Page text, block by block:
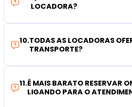
LOCADORA?
10.TODAS AS LOCADORAS
TRANSPORTE?
11.É MAIS BARATO RESERVAR
LIGANDO PARA O